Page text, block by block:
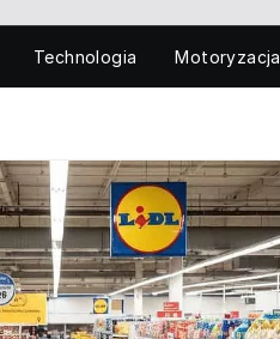
Technologia Motoryzacja